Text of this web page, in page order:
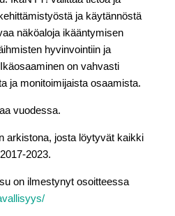
ja käytännöstä
näköaloja ikääntymisen
hyvinvointiin ja
on vahvasti
ja monitoimijaista osaamista.
vuodessa.
arkistona, josta löytyvät kaikki
2023.
on ilmestynyt osoitteessa